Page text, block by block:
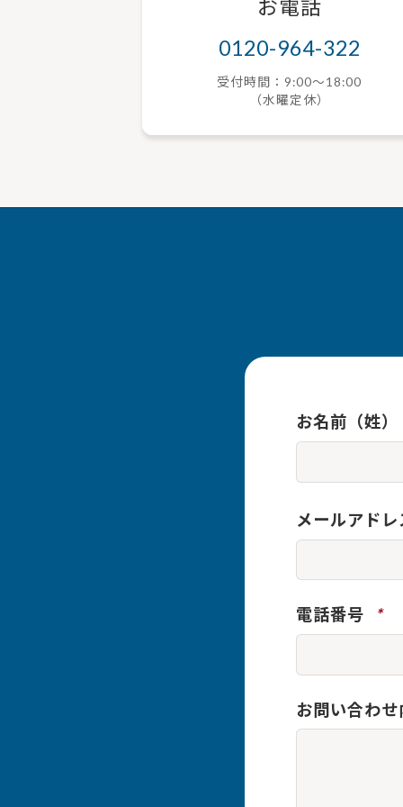
お電話
0120-964-322
受付時間：9:00〜18:00
（水曜定休）
お名前（姓）
メールアドレ
電話番号 *
お問い合わせ